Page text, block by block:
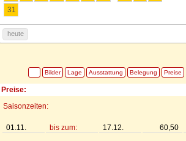
31
heute
Bilder Lage Ausstattung Belegung Preise
Preise:
Saisonzeiten:
01.11. bis zum: 17.12. 60,50